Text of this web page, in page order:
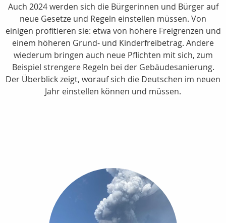
Auch 2024 werden sich die Bürgerinnen und Bürger auf
neue Gesetze und Regeln einstellen müssen. Von
einigen profitieren sie: etwa von höhere Freigrenzen und
einem höheren Grund- und Kinderfreibetrag. Andere
wiederum bringen auch neue Pflichten mit sich, zum
Beispiel strengere Regeln bei der Gebäudesanierung.
Der Überblick zeigt, worauf sich die Deutschen im neuen
Jahr einstellen können und müssen.